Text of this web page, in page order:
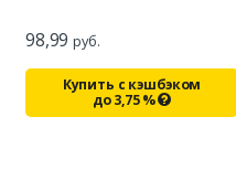
98,99руб.
Купить с кэшбэком
до3,75%